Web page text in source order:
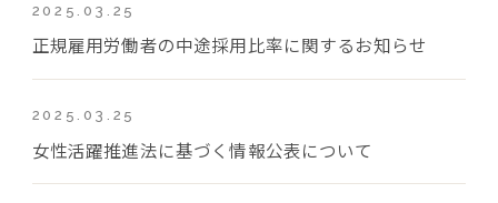
2025.03.25
正規雇用労働者の中途採用比率に関するお知らせ
2025.03.25
女性活躍推進法に基づく情報公表について